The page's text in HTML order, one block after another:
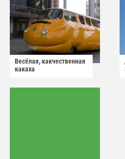
Весёлая, какчественная
какаха